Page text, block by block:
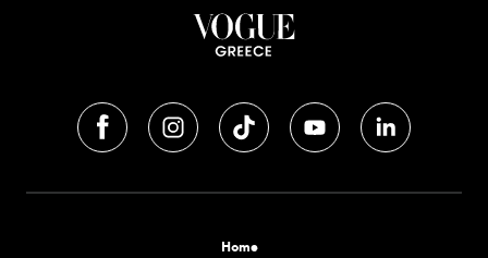
Home